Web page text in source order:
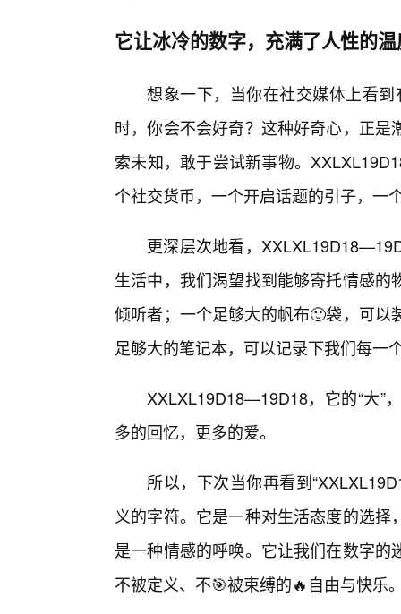
它让冰冷的数字，充满了人性的
想象一下，当你在社交媒体上看
时，你会不会好奇？这种好奇心，正
索未知，敢于尝试新事物。
个社交货币，一个开启话题的引子，一
更深层次地看，
生活中，我们渴望找到能够寄托情感
倾听者；一个足够大的帆布🙂袋，可
足够大的笔记本，可以记录下我们每一
XXLXL19D18—19D18，它的“大”
多的回忆，更多的爱。
所以，下次当你再看到
义的字符。它是一种对生活态度的选
是一种情感的呼唤。它让我们在数字
不被定义、不🎯被束缚的🔥自由与快乐